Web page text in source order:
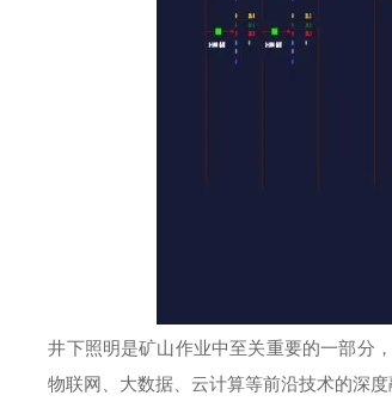
井下照明是矿山作业中至关重要的一部分
物联网、大数据、云计算等前沿技术的深